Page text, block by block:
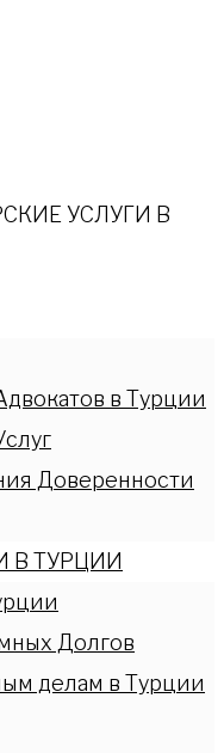
УСЛУГИ В
в Турции
Доверенности
В ТУРЦИИ
Долгов
делам в Турции